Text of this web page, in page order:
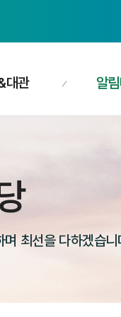
대관 알
최선을 다하겠습니